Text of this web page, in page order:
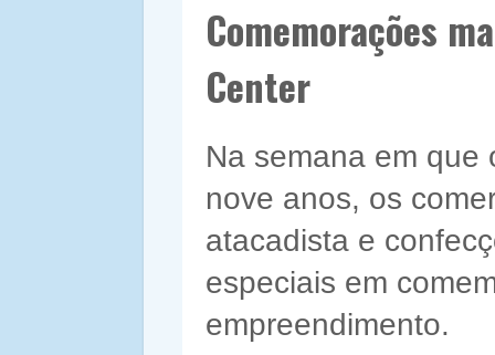
Comemorações
Center
Na semana em que
nove anos, os
atacadista e
especiais em
empreendimento.